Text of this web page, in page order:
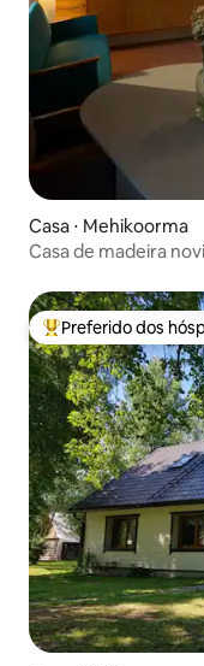
Casa ⋅ Mehikoorma
Casa de madeira
Entre os melhores
Preferido dos